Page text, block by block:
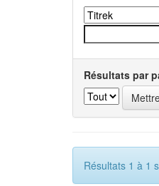
Résultats par
Résultats 1 à 1